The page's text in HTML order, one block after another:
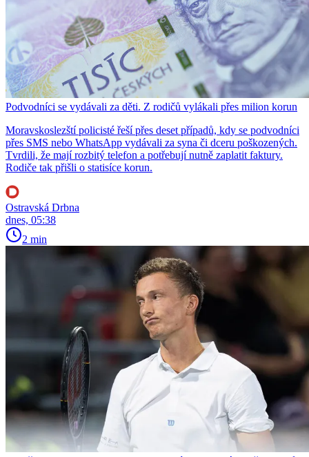
Podvodníci se vydávali za děti. Z rodičů vylákali přes milion korun
Moravskoslezští policisté řeší přes deset případů, kdy se podvodníci
přes SMS nebo WhatsApp vydávali za syna či dceru poškozených.
Tvrdili, že mají rozbitý telefon a potřebují nutně zaplatit faktury.
Rodiče tak přišli o statisíce korun.
Ostravská Drbna
dnes, 05:38
2 min